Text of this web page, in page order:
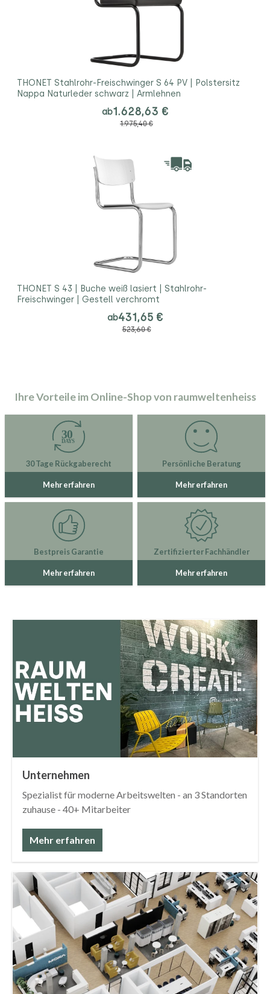
THONET Stahlrohr-Freischwinger S 64 PV | Polstersitz
Nappa Naturleder schwarz | Armlehnen
ab1.628,63 €
1.975,40 €
THONET S 43 | Buche weiß lasiert | Stahlrohr-
Freischwinger | Gestell verchromt
ab431,65 €
523,60 €
Ihre Vorteile im Online-Shop von raumweltenheiss
30 Tage Rückgaberecht
Mehr erfahren
Persönliche Beratung
Mehr erfahren
Bestpreis Garantie
Mehr erfahren
Zertifizierter Fachhändler
Mehr erfahren
Unternehmen
Spezialist für moderne Arbeitswelten - an 3 Standorten
zuhause - 40+ Mitarbeiter
Mehr erfahren